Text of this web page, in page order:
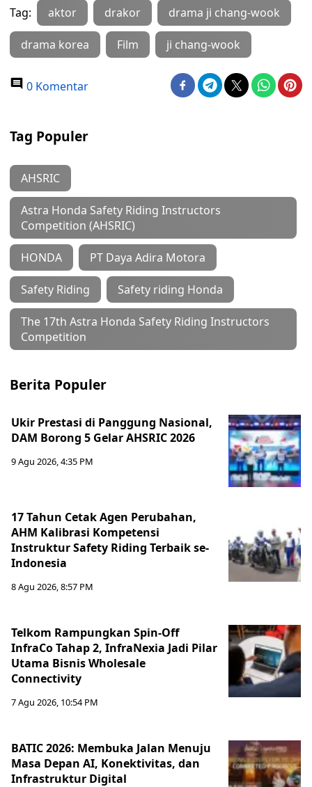
Tag: aktor drakor drama ji chang-wook
drama korea Film ji chang-wook
0 Komentar
Tag Populer
AHSRIC
Astra Honda Safety Riding Instructors
Competition (AHSRIC)
HONDA PT Daya Adira Motora
Safety Riding Safety riding Honda
The 17th Astra Honda Safety Riding Instructors
Competition
Berita Populer
Ukir Prestasi di Panggung Nasional,
DAM Borong 5 Gelar AHSRIC 2026
9 Agu 2026, 4:35 PM
17 Tahun Cetak Agen Perubahan,
AHM Kalibrasi Kompetensi
Instruktur Safety Riding Terbaik se-
Indonesia
8 Agu 2026, 8:57 PM
Telkom Rampungkan Spin-Off
InfraCo Tahap 2, InfraNexia Jadi Pilar
Utama Bisnis Wholesale
Connectivity
7 Agu 2026, 10:54 PM
BATIC 2026: Membuka Jalan Menuju
Masa Depan AI, Konektivitas, dan
Infrastruktur Digital